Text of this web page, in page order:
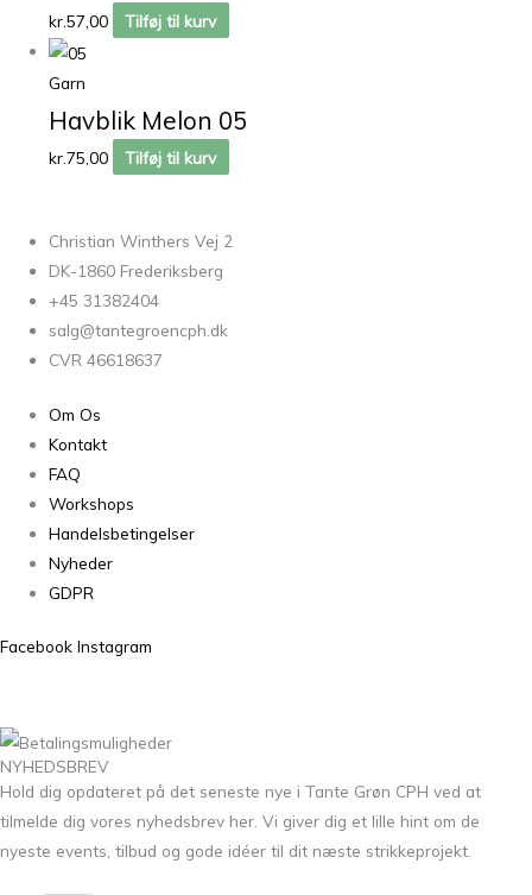
kr.57,00 Tilføj til kurv
Garn
Havblik Melon 05
kr.75,00 Tilføj til kurv
Christian Winthers Vej 2
DK-1860 Frederiksberg
+45 31382404
salg@tantegroencph.dk
CVR 46618637
Om Os
Kontakt
FAQ
Workshops
Handelsbetingelser
Nyheder
GDPR
Facebook Instagram
NYHEDSBREV
Hold dig opdateret på det seneste nye i Tante Grøn CPH ved at
tilmelde dig vores nyhedsbrev her. Vi giver dig et lille hint om de
nyeste events, tilbud og gode idéer til dit næste strikkeprojekt.